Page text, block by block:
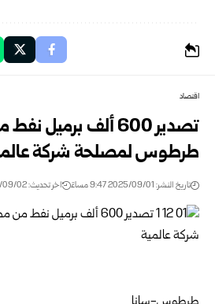
اقتصاد
تصدير 600 ألف
طرطوس لمصلحة شركة
تاريخ النشر: 2025/09/01 9:47 مساءً اخر تحديث: 2025/09/02 1:12 مساءً